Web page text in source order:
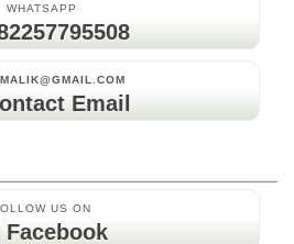
WHATSAPP
Email
US ON
Facebook